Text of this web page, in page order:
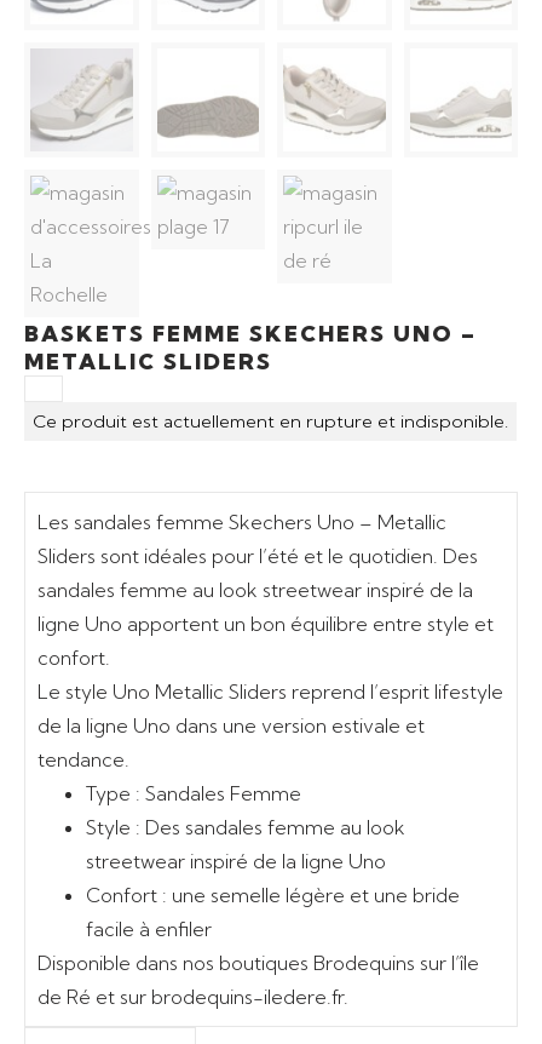
BASKETS FEMME SKECHERS UNO –
METALLIC SLIDERS
Ce produit est actuellement en rupture et indisponible.
Les sandales femme Skechers Uno – Metallic
Sliders sont idéales pour l’été et le quotidien. Des
sandales femme au look streetwear inspiré de la
ligne Uno apportent un bon équilibre entre style et
confort.
Le style Uno Metallic Sliders reprend l’esprit lifestyle
de la ligne Uno dans une version estivale et
tendance.
Type : Sandales Femme
Style : Des sandales femme au look
streetwear inspiré de la ligne Uno
Confort : une semelle légère et une bride
facile à enfiler
Disponible dans nos boutiques Brodequins sur l’île
de Ré et sur brodequins-iledere.fr.